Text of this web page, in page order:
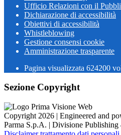
Ufficio Relazioni con il
Dichiarazione di accessibilità
Obiettivi di accessibilità
Whistleblowing
Gestione consensi cookie
Amministrazione trasparente
Pagina visualizzata 624200
Sezione Copyright
Copyright 2026 | Engineered and
Parma S.p.A. | Divisione